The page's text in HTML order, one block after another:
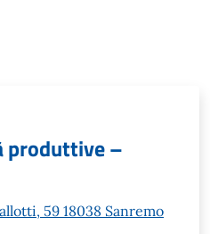
produttive –
59 18038 Sanremo